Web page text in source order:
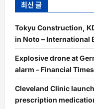
최신 글
Tokyu Construction,
in Noto – International
Explosive drone at
alarm – Financial Times
Cleveland Clinic
prescription